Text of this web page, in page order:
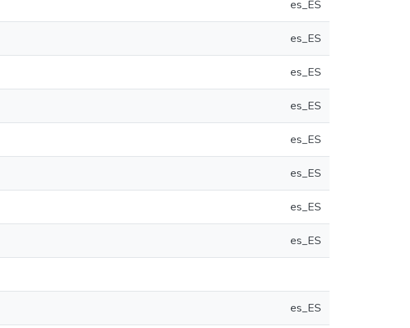
es_ES
es_ES
es_ES
es_ES
es_ES
es_ES
es_ES
es_ES
es_ES